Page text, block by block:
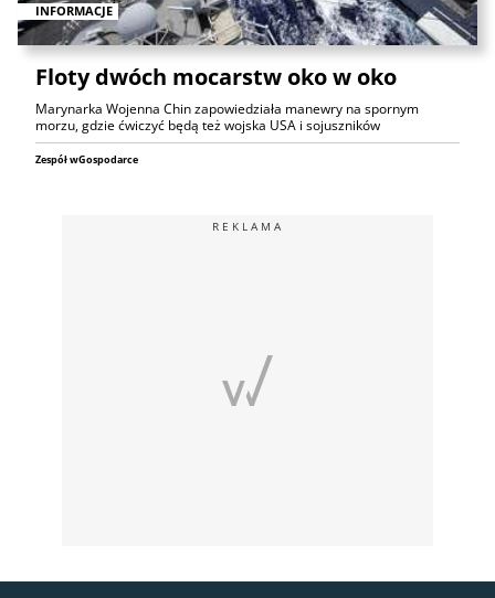
INFORMACJE
Floty dwóch mocarstw oko w oko
Marynarka Wojenna Chin zapowiedziała manewry na spornym
morzu, gdzie ćwiczyć będą też wojska USA i sojuszników
Zespół wGospodarce
REKLAMA